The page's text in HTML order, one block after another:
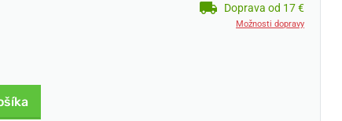
Doprava od 17 €
Možnosti dopravy